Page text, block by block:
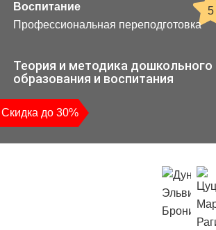
5
Воспитание
Профессиональная переподготовка
Теория и методика дошкольного
образования и воспитания
Скидка до 30%